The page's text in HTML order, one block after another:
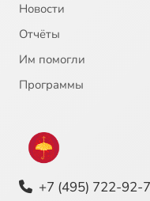
Новости
Отчёты
Им помогли
Программы
+7 (495) 722-92-